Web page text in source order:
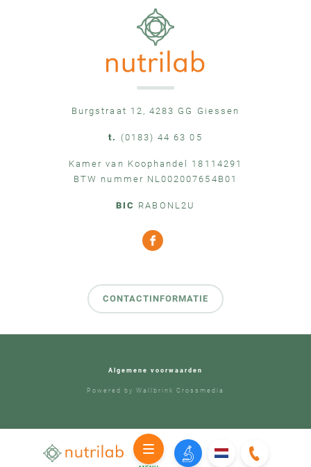
Burgstraat 12, 4283 GG Giessen
t. (0183) 44 63 05
Kamer van Koophandel 18114291
BTW nummer NL002007654B01
BIC RABONL2U
CONTACTINFORMATIE
Algemene voorwaarden
Powered by Wallbrink Crossmedia